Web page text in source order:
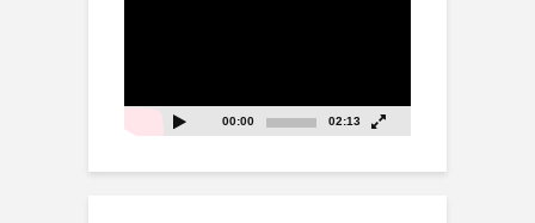
00:00 02:13